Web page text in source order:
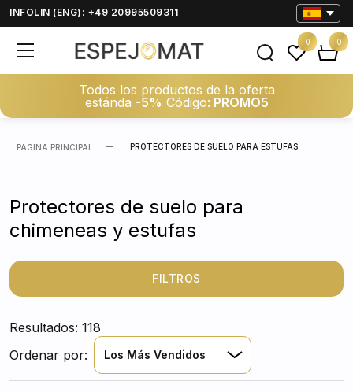
INFOLIN (ENG): +49 20995509311
Todos los productos de la oferta
estánda -5% Código: PROMO5
0 0
PAGINA PRINCIPAL PROTECTORES DE SUELO PARA ESTUFAS
Protectores de suelo para
chimeneas y estufas
FILTROS
Resultados: 118
Ordenar por:
Los Más Vendidos